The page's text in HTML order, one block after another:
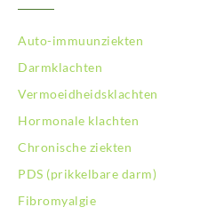
Auto-immuunziekten
Darmklachten
Vermoeidheidsklachten
Hormonale klachten
Chronische ziekten
PDS (prikkelbare darm)
Fibromyalgie